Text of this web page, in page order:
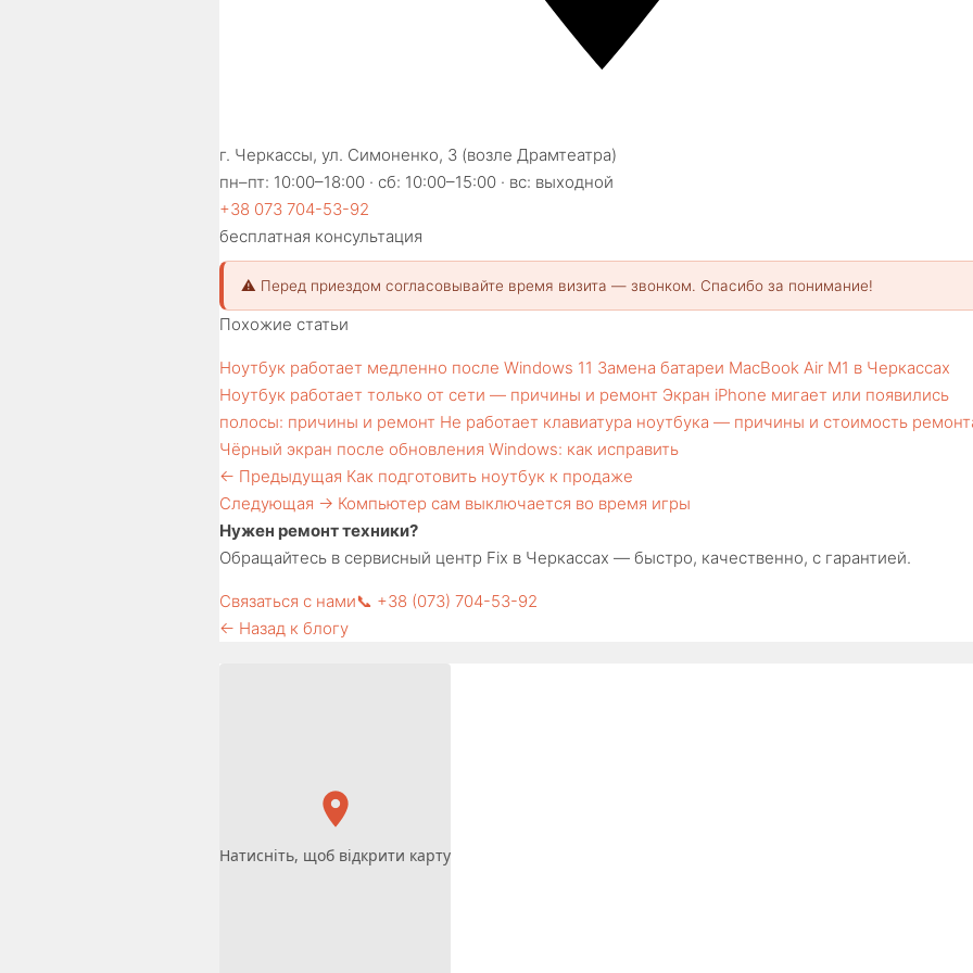
г. Черкассы, ул. Симоненко, 3 (возле Драмтеатра)
пн–пт: 10:00–18:00 · сб: 10:00–15:00 · вс: выходной
+38 073 704-53-92
бесплатная консультация
⚠️ Перед приездом согласовывайте время визита — звонком. Спасибо за понимание!
Похожие статьи
Ноутбук работает медленно после Windows 11 Замена батареи MacBook Air M1 в Черкассах
Ноутбук работает только от сети — причины и ремонт Экран iPhone мигает или появились
полосы: причины и ремонт Не работает клавиатура ноутбука — причины и стоимость
Чёрный экран после обновления Windows: как исправить
← Предыдущая Как подготовить ноутбук к продаже
Следующая → Компьютер сам выключается во время игры
Нужен ремонт техники?
Обращайтесь в сервисный центр Fix в Черкассах — быстро, качественно, с гарантией.
Связаться с нами📞 +38 (073) 704-53-92
← Назад к блогу
Натисніть, щоб відкрити карту